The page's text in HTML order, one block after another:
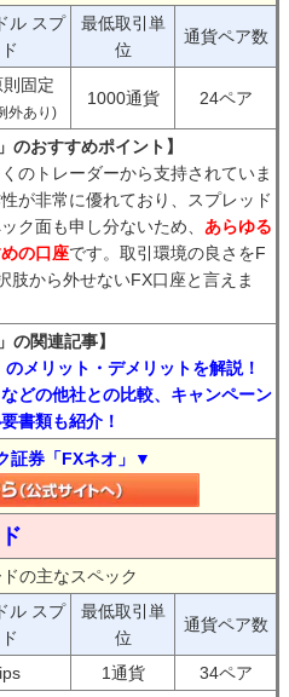
ル スプ
最低取引単
位
通貨ペア数
固定
外あり)
1000通貨 24ペア
のおすすめポイント】
のトレーダーから支持されていま
が非常に優れており、スプレッド
ク面も申し分ないため、 あらゆる
の口座です。取引環境の良さをF
肢から外せないFX口座と言えま
の関連記事】
メリット・デメリットを解説！
どの他社との比較、キャンペーン
書類も紹介！
証券「FXネオ」▼
の主なスペック
ル スプ
最低取引単
位
通貨ペア数
1通貨
34ペア